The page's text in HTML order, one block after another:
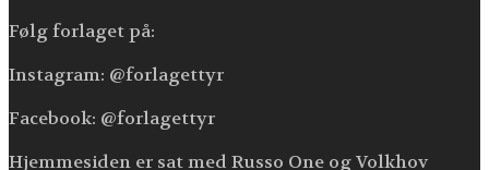
Følg forlaget på:
Instagram: @forlagettyr
Facebook: @forlagettyr
Hjemmesiden er sat med Russo One og Volkhov